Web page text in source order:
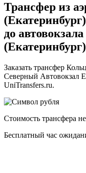
Трансфер из
(Екатеринбург)
до
(Екатеринбург)
Заказать трансфер
Северный Автовокзал
UniTransfers.ru.
Стоимость трансфера
Бесплатный час